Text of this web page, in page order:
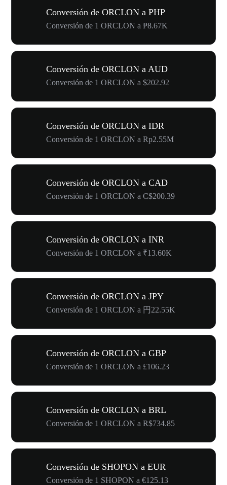
Conversión de ORCLON a PHP
Conversión de 1 ORCLON a ₱8.67K
Conversión de ORCLON a AUD
Conversión de 1 ORCLON a $202.92
Conversión de ORCLON a IDR
Conversión de 1 ORCLON a Rp2.55M
Conversión de ORCLON a CAD
Conversión de 1 ORCLON a C$200.39
Conversión de ORCLON a INR
Conversión de 1 ORCLON a ₹13.60K
Conversión de ORCLON a JPY
Conversión de 1 ORCLON a 円22.55K
Conversión de ORCLON a GBP
Conversión de 1 ORCLON a £106.23
Conversión de ORCLON a BRL
Conversión de 1 ORCLON a R$734.85
Conversión de SHOPON a EUR
Conversión de 1 SHOPON a €125.13